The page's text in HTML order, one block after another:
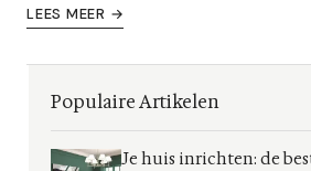
LEES MEER →
Populaire Artikelen
Je huis inrichten: de